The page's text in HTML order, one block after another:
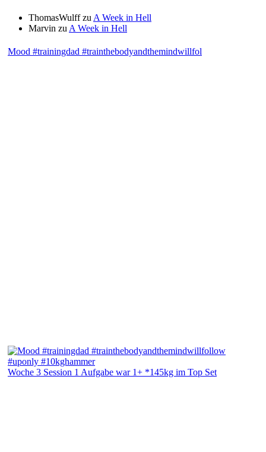
ThomasWulffzu A Week in Hell
Marvin zu A Week in Hell
Mood #trainingdad #trainthebodyandthemindwillfol
Woche 3 Session 1 Aufgabe war 1+ *145kg im Top Set